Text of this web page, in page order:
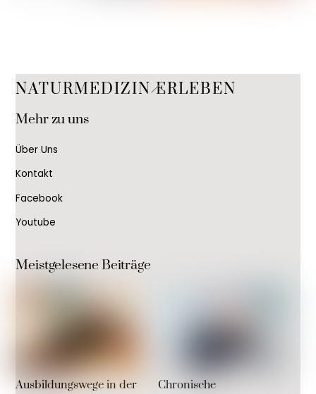
Back
NATURMEDIZIN ERLEBEN
Mehr zu uns
Über Uns
Kontakt
Facebook
Youtube
Meistgelesene Beiträge
Ausbildungswege in der
Chronische